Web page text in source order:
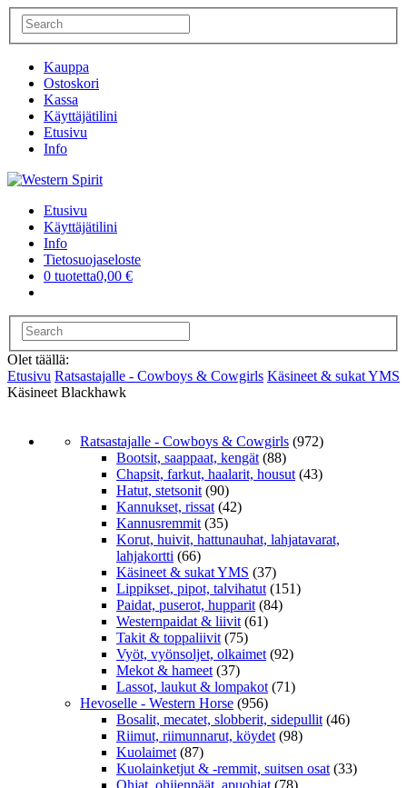
Kauppa
Ostoskori
Kassa
Käyttäjätilini
Etusivu
Info
Etusivu
Käyttäjätilini
Info
Tietosuojaseloste
0 tuotetta0,00 €
Olet täällä:
Etusivu Ratsastajalle - Cowboys & Cowgirls Käsineet & sukat YMS
Käsineet Blackhawk
Ratsastajalle - Cowboys & Cowgirls (972)
Bootsit, saappaat, kengät (88)
Chapsit, farkut, haalarit, housut (43)
Hatut, stetsonit (90)
Kannukset, rissat (42)
Kannusremmit (35)
Korut, huivit, hattunauhat, lahjatavarat,
lahjakortti (66)
Käsineet & sukat YMS (37)
Lippikset, pipot, talvihatut (151)
Paidat, puserot, hupparit (84)
Westernpaidat & liivit (61)
Takit & toppaliivit (75)
Vyöt, vyönsoljet, olkaimet (92)
Mekot & hameet (37)
Lassot, laukut & lompakot (71)
Hevoselle - Western Horse (956)
Bosalit, mecatet, slobberit, sidepullit (46)
Riimut, riimunnarut, köydet (98)
Kuolaimet (87)
Kuolainketjut & -remmit, suitsen osat (33)